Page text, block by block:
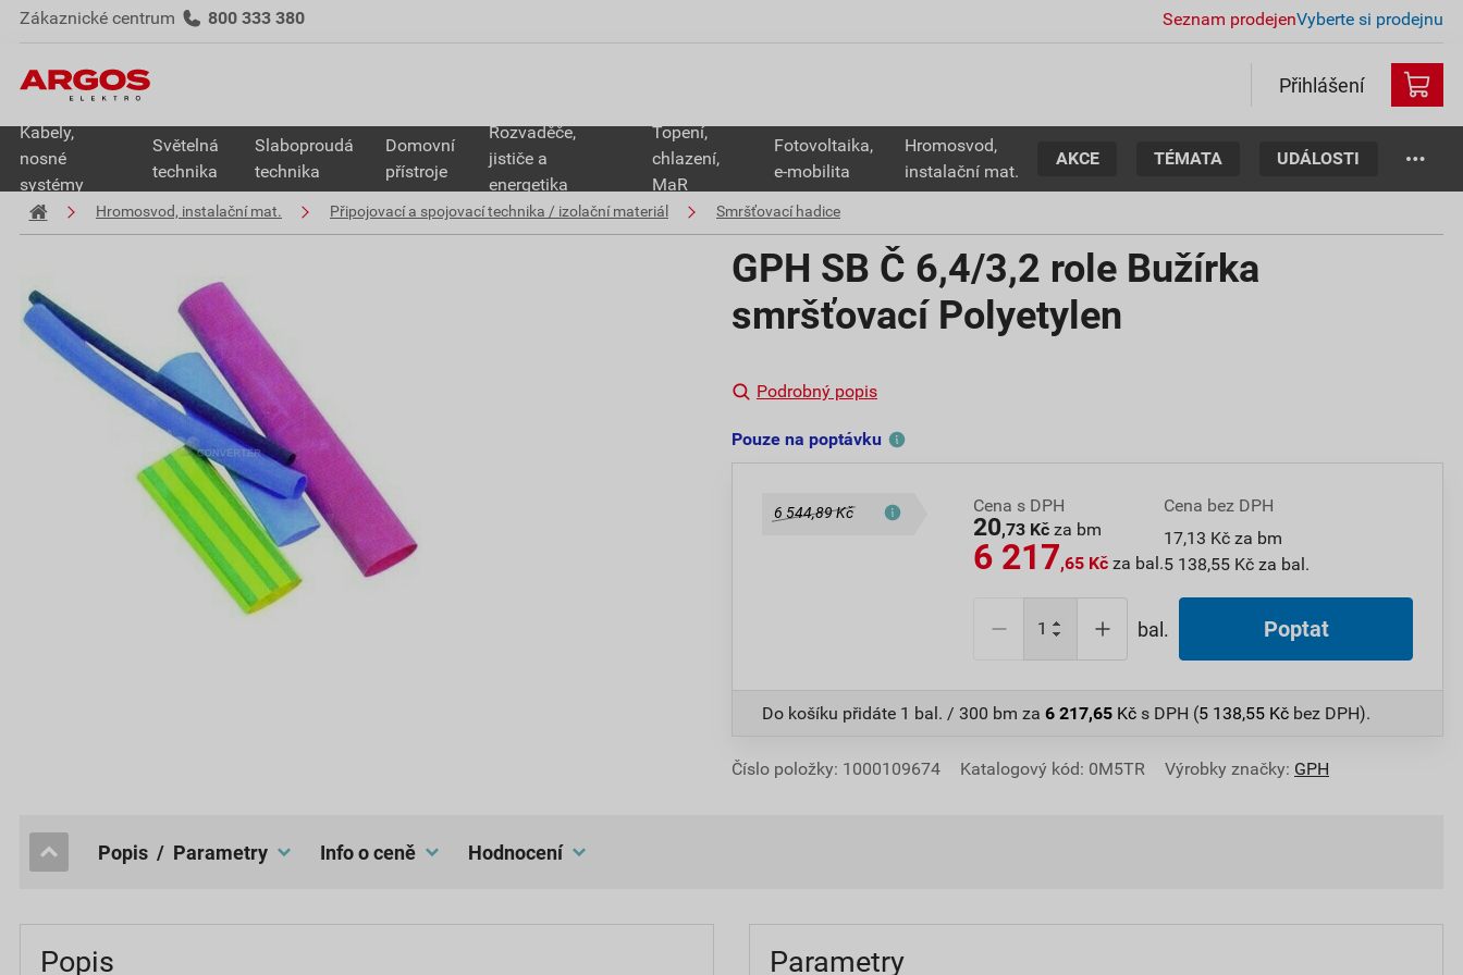
Zákaznické centrum 800 333 380 Seznam prodejenVyberte si prodejnu
Přihlášení
Kabely,
nosné
systémy
Světelná
technika
Slaboproudá
technika
Domovní
přístroje
Rozvaděče,
jističe a
energetika
Topení,
chlazení,
MaR
Fotovoltaika,
e-mobilita
Hromosvod,
instalační mat.
AKCE TÉMATA UDÁLOSTI
Hromosvod, instalační mat. Připojovací a spojovací technika / izolační materiál Smršťovací hadice
GPH SB Č 6,4/3,2 role Bužírka
smršťovací Polyetylen
Podrobný popis
Pouze na poptávku
6 544,89 Kč Cena s DPH
20,73 Kč za bm
6 217,65 Kč za bal.
Cena bez DPH
17,13 Kč za bm
5 138,55 Kč za bal.
bal. Poptat
Do košíku přidáte 1 bal. / 300 bm za 6 217,65 Kč s DPH (5 138,55 Kč bez DPH).
Číslo položky: 1000109674 Katalogový kód: 0M5TR Výrobky značky: GPH
popis / Parametry Info o ceně hodnocení
Popis Parametry